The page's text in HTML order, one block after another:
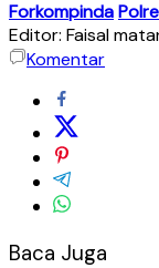
Forkompinda
Editor: Faisal
Komentar
Baca Juga